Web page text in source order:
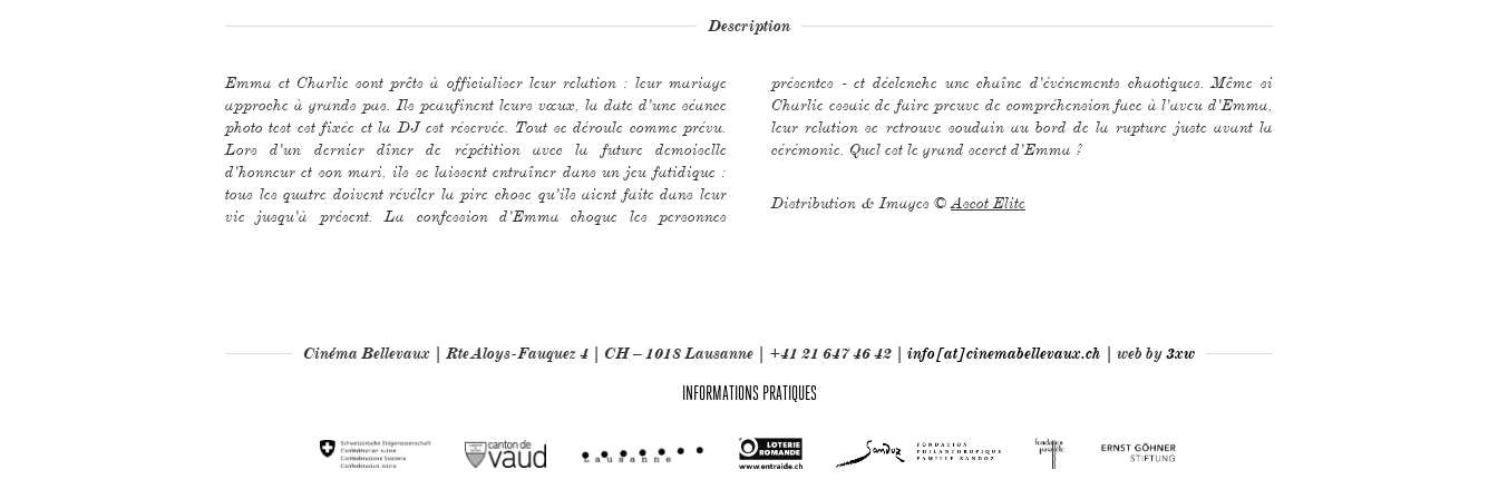
Description
Emma et Charlie sont prêts à officialiser leur relation : leur mariage
approche à grands pas. Ils peaufinent leurs vœux, la date d'une séance
photo test est fixée et la DJ est réservée. Tout se déroule comme prévu.
Lors d'un dernier dîner de répétition avec la future demoiselle
d'honneur et son mari, ils se laissent entraîner dans un jeu fatidique :
tous les quatre doivent révéler la pire chose qu'ils aient faite dans leur
vie jusqu'à présent. La confession d'Emma choque les personnes
présentes - et déclenche une chaîne d'événements chaotiques. Même si
Charlie essaie de faire preuve de compréhension face à l'aveu d'Emma,
leur relation se retrouve soudain au bord de la rupture juste avant la
cérémonie. Quel est le grand secret d'Emma ?
Distribution & Images ©Ascot Elite
Cinéma Bellevaux | Rte Aloys-Fauquez 4 | CH – 1018 Lausanne | +41 21 647 46 42 | info[at]cinemabellevaux.ch | web by3xw
INFORMATIONS PRATIQUES